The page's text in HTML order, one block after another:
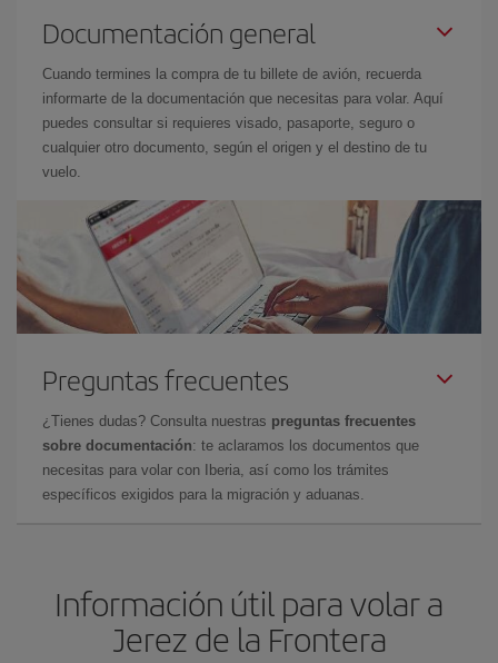
Documentación general
Cuando termines la compra de tu billete de avión, recuerda
informarte de la documentación que necesitas para volar. Aquí
puedes consultar si requieres visado, pasaporte, seguro o
cualquier otro documento, según el origen y el destino de tu
vuelo.
Preguntas frecuentes
¿Tienes dudas? Consulta nuestras preguntas frecuentes
sobre documentación: te aclaramos los documentos que
necesitas para volar con Iberia, así como los trámites
específicos exigidos para la migración y aduanas.
Información útil para volar a
Jerez de la Frontera